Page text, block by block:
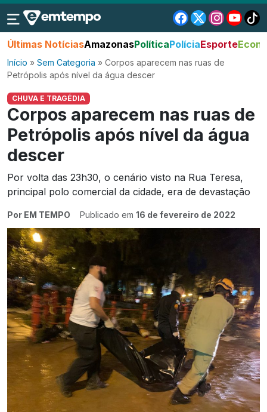
Últimas NotíciasAmazonasPolíticaPolíciaEsporte
Início » Sem Categoria » Corpos aparecem nas ruas de
Petrópolis após nível da água descer
CHUVA E TRAGÉDIA
Corpos aparecem nas ruas de
Petrópolis após nível da água
descer
Por volta das 23h30, o cenário visto na Rua Teresa,
principal polo comercial da cidade, era de devastação
Por EM TEMPO Publicado em 16 de fevereiro de 2022